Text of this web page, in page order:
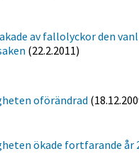
av fallolyckor den
(22.2.2011)
oförändrad
ökade fortfarande år